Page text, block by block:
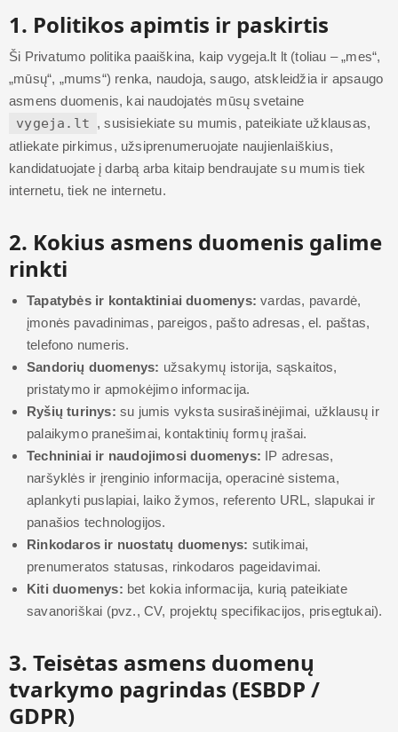
1. Politikos apimtis ir paskirtis
Ši Privatumo politika paaiškina, kaip vygeja.lt lt (toliau – „mes“,
„mūsų“, „mums“) renka, naudoja, saugo, atskleidžia ir apsaugo
asmens duomenis, kai naudojatės mūsų svetaine
vygeja.lt , susisiekiate su mumis, pateikiate užklausas,
atliekate pirkimus, užsiprenumeruojate naujienlaiškius,
kandidatuojate į darbą arba kitaip bendraujate su mumis tiek
internetu, tiek ne internetu.
2. Kokius asmens duomenis galime
rinkti
Tapatybės ir kontaktiniai duomenys: vardas, pavardė,
įmonės pavadinimas, pareigos, pašto adresas, el. paštas,
telefono numeris.
Sandorių duomenys: užsakymų istorija, sąskaitos,
pristatymo ir apmokėjimo informacija.
Ryšių turinys: su jumis vyksta susirašinėjimai, užklausų ir
palaikymo pranešimai, kontaktinių formų įrašai.
Techniniai ir naudojimosi duomenys: IP adresas,
naršyklės ir įrenginio informacija, operacinė sistema,
aplankyti puslapiai, laiko žymos, referento URL, slapukai ir
panašios technologijos.
Rinkodaros ir nuostatų duomenys: sutikimai,
prenumeratos statusas, rinkodaros pageidavimai.
Kiti duomenys: bet kokia informacija, kurią pateikiate
savanoriškai (pvz., CV, projektų specifikacijos, prisegtukai).
3. Teisėtas asmens duomenų
tvarkymo pagrindas (ESBDP /
GDPR)